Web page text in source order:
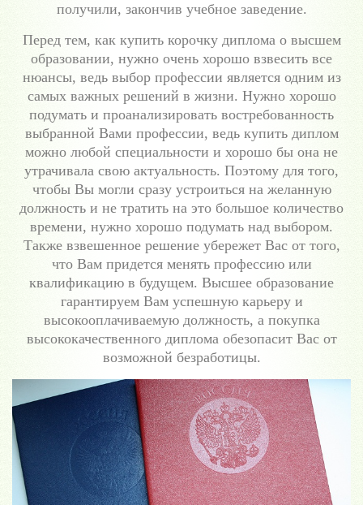
получили, закончив учебное заведение.
Перед тем, как купить корочку диплома о высшем
образовании, нужно очень хорошо взвесить все
нюансы, ведь выбор профессии является одним из
самых важных решений в жизни. Нужно хорошо
подумать и проанализировать востребованность
выбранной Вами профессии, ведь купить диплом
можно любой специальности и хорошо бы она не
утрачивала свою актуальность. Поэтому для того,
чтобы Вы могли сразу устроиться на желанную
должность и не тратить на это большое количество
времени, нужно хорошо подумать над выбором.
Также взвешенное решение убережет Вас от того,
что Вам придется менять профессию или
квалификацию в будущем. Высшее образование
гарантируем Вам успешную карьеру и
высокооплачиваемую должность, а покупка
высококачественного диплома обезопасит Вас от
возможной безработицы.